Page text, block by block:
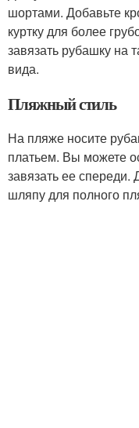
шортами. Добавьте
куртку для более
завязать рубашку на
вида.
Пляжный стиль
На пляже носите
платьем. Вы можете
завязать ее
шляпу для полного